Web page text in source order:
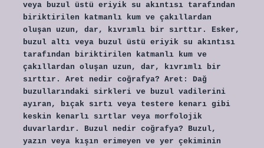
veya buzul üstü eriyik su akıntısı tarafından
biriktirilen katmanlı kum ve çakıllardan
oluşan uzun, dar, kıvrımlı bir sırttır. Esker,
buzul altı veya buzul üstü eriyik su akıntısı
tarafından biriktirilen katmanlı kum ve
çakıllardan oluşan uzun, dar, kıvrımlı bir
sırttır. Aret nedir coğrafya? Aret: Dağ
buzullarındaki sirkleri ve buzul vadilerini
ayıran, bıçak sırtı veya testere kenarı gibi
keskin kenarlı sırtlar veya morfolojik
duvarlardır. Buzul nedir coğrafya? Buzul,
yazın veya kışın erimeyen ve yer çekiminin